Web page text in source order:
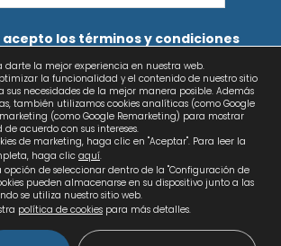
acepto los términos y condiciones
Calculados | Diseño web: AZUL LIMÓN
darte la mejor experiencia en nuestra web.
la funcionalidad y el contenido de nuestro sitio
necesidades de la mejor manera posible. Además
también utilizamos cookies analíticas (como Google
(como Google Remarketing) para mostrar
acuerdo con sus intereses.
de marketing, haga clic en "Aceptar". Para leer la
haga clic aquí.
opción de seleccionar dentro de la "Configuración de
pueden almacenarse en su dispositivo junto a las
se utiliza nuestro sitio web.
política de cookies para más detalles.